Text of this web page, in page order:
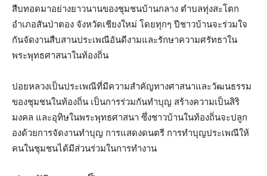
สืบทอดมาอย่างยาวนานของชุมชนบ้านกลาง ตำบลทุ่งสะโตก
อำเภอสันป่าตอง จังหวัดเชียงใหม่ โดยทุกๆ ปีชาวบ้านจะร่วมใจ
กันจัดงานสืบสานประเพณีอันดีงามและรักษาความศรัทธาใน
พระพุทธศาสนาในท้องถิ่น
ปอยหลวงเป็นประเพณีที่มีความสำคัญทางศาสนาและวัฒนธรรม
ของชุมชนในท้องถิ่น เป็นการร่วมกันทำบุญ สร้างความเป็นสิริ
มงคล และอุทิษในพระพุทธศาสนา ซึ่งชาวบ้านในท้องถิ่นจะปลูก
องด้วยการจัดงานทำบุญ การแสดงดนตรี การทำบุญประเพณีให้
คนในชุมชนได้มีส่วนร่วมในการทำงาน